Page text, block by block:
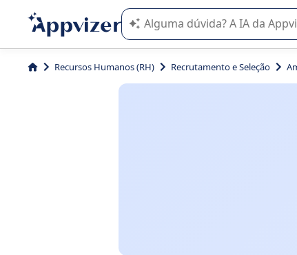
A IA do Appvizer o orienta no uso
Recursos Humanos (RH) Recrutamento e Seleção